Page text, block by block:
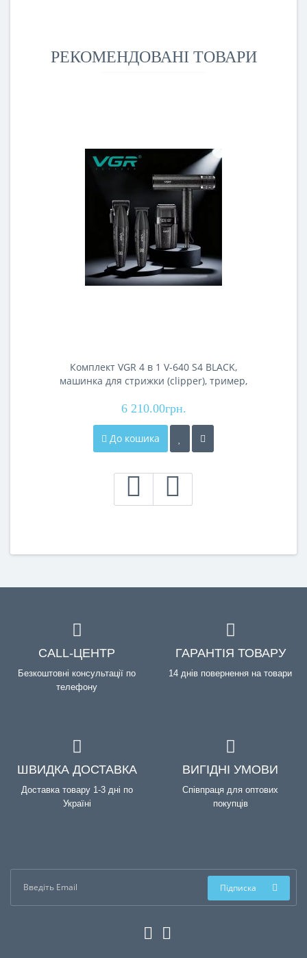
РЕКОМЕНДОВАНІ ТОВАРИ
Комплект VGR 4 в 1 V-640 S4 BLACK,
машинка для стрижки (clipper), тример,
6 210.00грн.
До кошика
CALL-ЦЕНТР
Безкоштовні консультації по
телефону
ГАРАНТІЯ ТОВАРУ
14 днів повернення на товари
ШВИДКА ДОСТАВКА
Доставка товару 1-3 дні по
Україні
ВИГІДНІ УМОВИ
Співпраця для оптових
покупців
Підписка